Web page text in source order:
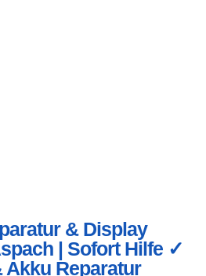
& Display
| Sofort Hilfe ✓
Akku Reparatur